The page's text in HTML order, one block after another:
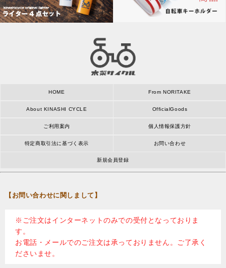
HOME From NORITAKE
About KINASHI CYCLE OfficialGoods
ご利用案内 個人情報保護方針
特定商取引法に基づく表示 お問い合わせ
新規会員登録
【お問い合わせに関しまして】
※ご注文はインターネットのみでの受付となっておりま
す。
お電話・メールでのご注文は承っておりません。ご了承く
ださいませ。